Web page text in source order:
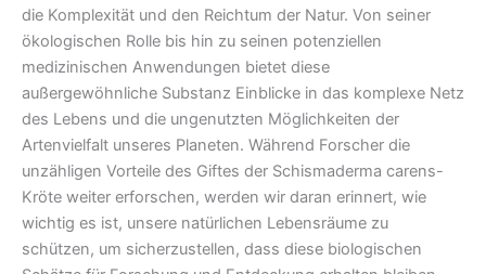
die Komplexität und den Reichtum der Natur. Von seiner
ökologischen Rolle bis hin zu seinen potenziellen
medizinischen Anwendungen bietet diese
außergewöhnliche Substanz Einblicke in das komplexe Netz
des Lebens und die ungenutzten Möglichkeiten der
Artenvielfalt unseres Planeten. Während Forscher die
unzähligen Vorteile des Giftes der Schismaderma carens-
Kröte weiter erforschen, werden wir daran erinnert, wie
wichtig es ist, unsere natürlichen Lebensräume zu
schützen, um sicherzustellen, dass diese biologischen